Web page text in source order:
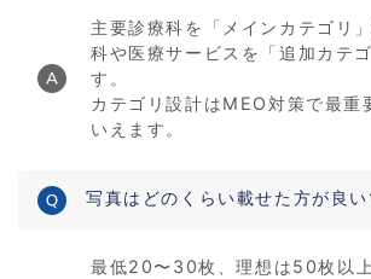
主要診療科を「メインカテゴリ
科や医療サービスを「追加カテ
す。
カテゴリ設計はMEO対策で最重
いえます。
写真はどのくらい載せた方が良い
最低20〜30枚、理想は50枚以上